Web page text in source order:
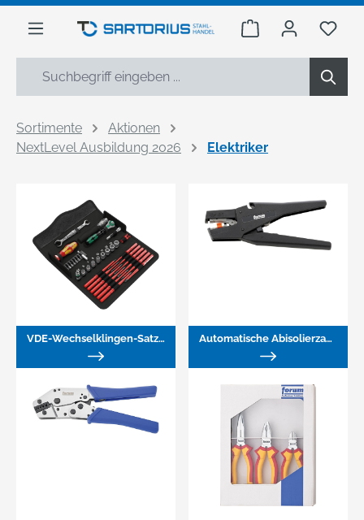
springen
Warenkorb Du
Sortimente
Aktionen
NextLevel Ausbildung 2026
Elektriker
VDE-Wechselklingen-Satz Kraftform Kompakt W 1 Wartung Automatische Abisolierzange